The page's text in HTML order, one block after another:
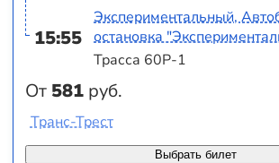
15:55
От 581 руб.
Экспериментальный,
остановка
Трасса 60Р-1
Выбрать билет
Транс-Трест